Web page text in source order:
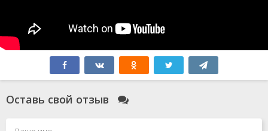
Оставь свой отзыв